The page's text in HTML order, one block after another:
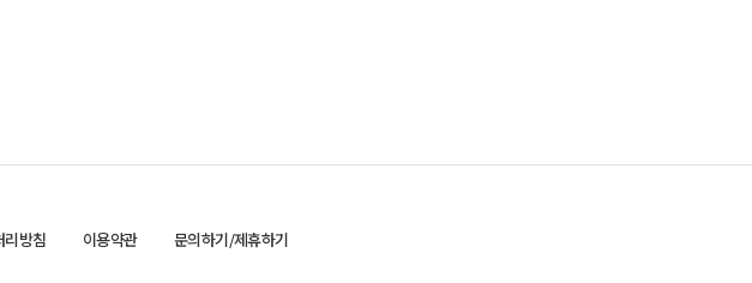
리방침 이용약관 문의하기/제휴하기